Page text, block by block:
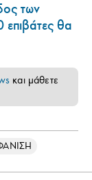
των
θα
και μάθετε